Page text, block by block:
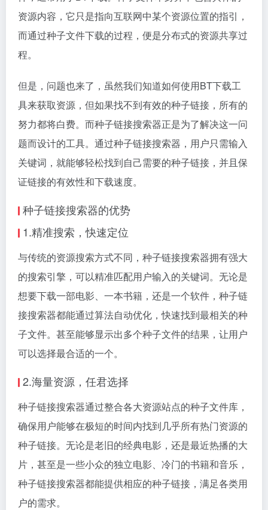
资源内容，它只是指向互联网中某个资源位置的指引，
而通过种子文件下载的过程，便是分布式的资源共享过
程。
但是，问题也来了，虽然我们知道如何使用BT下载工
具来获取资源，但如果找不到有效的种子链接，所有的
努力都将白费。而种子链接搜索器正是为了解决这一问
题而设计的工具。通过种子链接搜索器，用户只需输入
关键词，就能够轻松找到自己需要的种子链接，并且保
证链接的有效性和下载速度。
种子链接搜索器的优势
1.精准搜索，快速定位
与传统的资源搜索方式不同，种子链接搜索器拥有强大
的搜索引擎，可以精准匹配用户输入的关键词。无论是
想要下载一部电影、一本书籍，还是一个软件，种子链
接搜索器都能通过算法自动优化，快速找到最相关的种
子文件。甚至能够显示出多个种子文件的结果，让用户
可以选择最合适的一个。
2.海量资源，任君选择
种子链接搜索器通过整合各大资源站点的种子文件库，
确保用户能够在极短的时间内找到几乎所有热门资源的
种子链接。无论是老旧的经典电影，还是最近热播的大
片，甚至是一些小众的独立电影、冷门的书籍和音乐，
种子链接搜索器都能提供相应的种子链接，满足各类用
户的需求。